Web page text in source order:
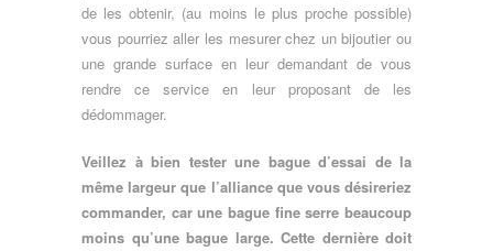
de les obtenir, (au moins le plus proche possible)
vous pourriez aller les mesurer chez un bijoutier ou
une grande surface en leur demandant de vous
rendre ce service en leur proposant de les
dédommager.
Veillez à bien tester une bague d’essai de la
même largeur que l’alliance que vous désireriez
commander, car une bague fine serre beaucoup
moins qu’une bague large. Cette dernière doit